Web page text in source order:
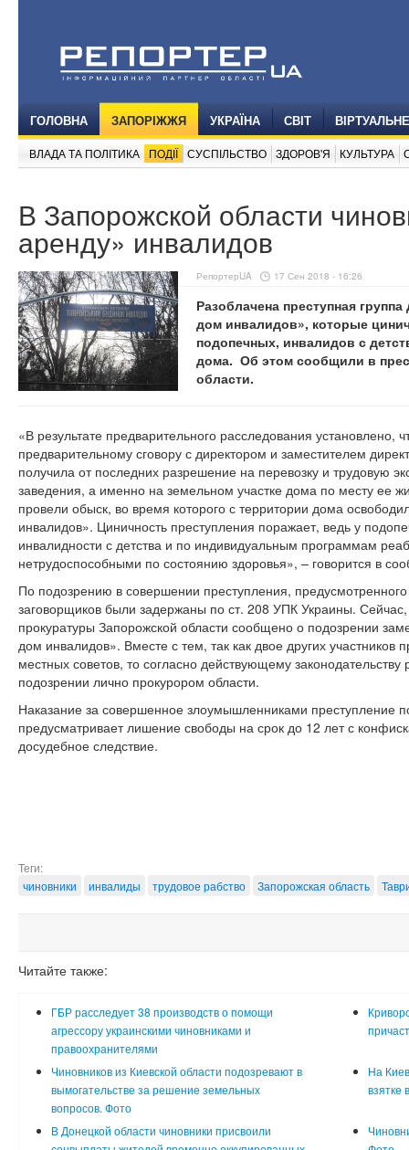
ГОЛОВНА ЗАПОРІЖЖЯ УКРАЇНА СВІТ
ВЛАДА ТА ПОЛІТИКА ПОДІЇ СУСПІЛЬСТВО ЗДОРОВ'Я КУЛЬТУРА
В Запорожской области
аренду» инвалидов
РепортерUA 17 Сен 2018 - 16:26
Разоблачена преступная
дом инвалидов», которые
подопечных, инвалидов с
дома. Об этом сообщили в
области.
«В результате предварительного расследования установлено,
предварительному сговору с директором и заместителем
получила от последних разрешение на перевозку и трудовую
заведения, а именно на земельном участке дома по месту ее
провели обыск, во время которого с территории дома
инвалидов». Циничность преступления поражает, ведь у
инвалидности с детства и по индивидуальным программам
нетрудоспособными по состоянию здоровья», – говорится в
По подозрению в совершении преступления,
заговорщиков были задержаны по ст. 208 УПК Украины.
прокуратуры Запорожской области сообщено о подозрении
дом инвалидов». Вместе с тем, так как двое других участников
местных советов, то согласно действующему
подозрении лично прокурором области.
Наказание за совершенное злоумышленниками преступление
предусматривает лишение свободы на срок до 12 лет с
досудебное следствие.
Теги:
чиновники
инвалиды трудовое рабство Запорожская область
Читайте также:
ГБР расследует 38 производств о помощи
агрессору украинскими чиновниками и
правоохранителями
Чиновников из Киевской области подозревают в
вымогательстве за решение земельных
вопросов. Фото
На
взятке
В Донецкой области чиновники присвоили